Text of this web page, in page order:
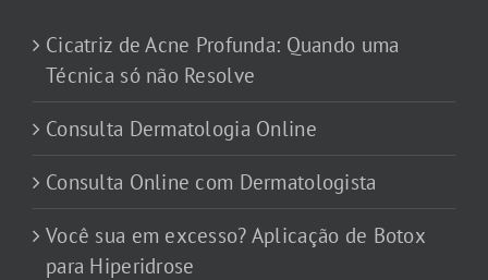
Cicatriz de Acne Profunda: Quando uma
Técnica só não Resolve
Consulta Dermatologia Online
Consulta Online com Dermatologista
Você sua em excesso? Aplicação de Botox
para Hiperidrose